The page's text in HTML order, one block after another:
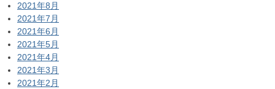
2021年8月
2021年7月
2021年6月
2021年5月
2021年4月
2021年3月
2021年2月